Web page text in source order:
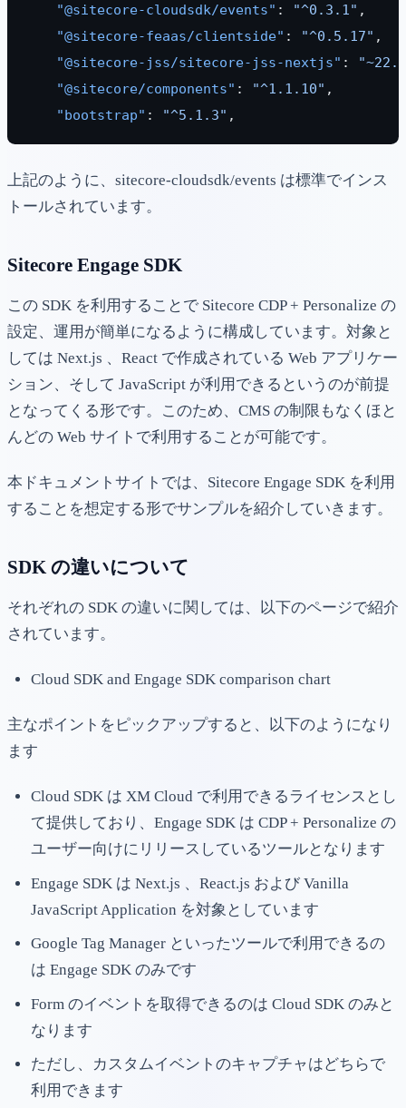
    "@sitecore-cloudsdk/events"
: "^0.3.1" ,
    "@sitecore-feaas/clientside"
: "^0.5.17" ,
    "@sitecore-jss/sitecore-jss-nextjs"
:
    "@sitecore/components"
: "^1.1.10" ,
    "bootstrap"
: "^5.1.3" ,
上記のように、sitecore-cloudsdk/events は標準でインス
トールされています。
Sitecore Engage SDK
この SDK を利用することで Sitecore CDP + Personalize の
設定、運用が簡単になるように構成しています。対象と
しては Next.js 、React で作成されている Web アプリケー
ション、そして JavaScript が利用できるというのが前提
となってくる形です。このため、CMS の制限もなくほと
んどの Web サイトで利用することが可能です。
本ドキュメントサイトでは、Sitecore Engage SDK を利用
することを想定する形でサンプルを紹介していきます。
SDK の違いについて
それぞれの SDK の違いに関しては、以下のページで紹介
されています。
Cloud SDK and Engage SDK comparison chart
主なポイントをピックアップすると、以下のようになり
ます
Cloud SDK は XM Cloud で利用できるライセンスとし
て提供しており、Engage SDK は CDP + Personalize の
ユーザー向けにリリースしているツールとなります
Engage SDK は Next.js 、React.js および Vanilla
JavaScript Application を対象としています
Google Tag Manager といったツールで利用できるの
は Engage SDK のみです
Form のイベントを取得できるのは Cloud SDK のみと
なります
ただし、カスタムイベントのキャプチャはどちらで
利用できます